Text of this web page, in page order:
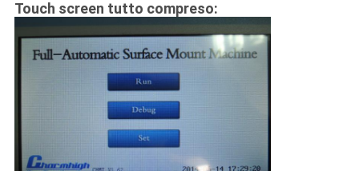
Touch screen tutto compreso: